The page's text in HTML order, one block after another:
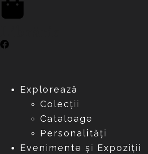
Explorează
Colecții
Cataloage
Personalități
Evenimente și Expoziții